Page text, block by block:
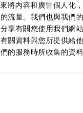
將內容和廣告個人化
流量。我們也與我們
享有關您使用我們網
關資料與您所提供給
的服務時所收集的資料